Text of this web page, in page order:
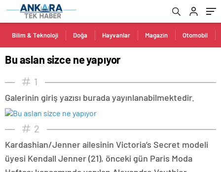
Bilim & Teknoloji Doğa Hayvanlar Magazin Otomobil
Bu aslan sizce ne yapıyor
1
Galerinin giriş yazısı burada yayınlanabilmektedir.
2
Kardashian/Jenner ailesinin Victoria’s Secret modeli
üyesi Kendall Jenner (21), önceki gün Paris Moda